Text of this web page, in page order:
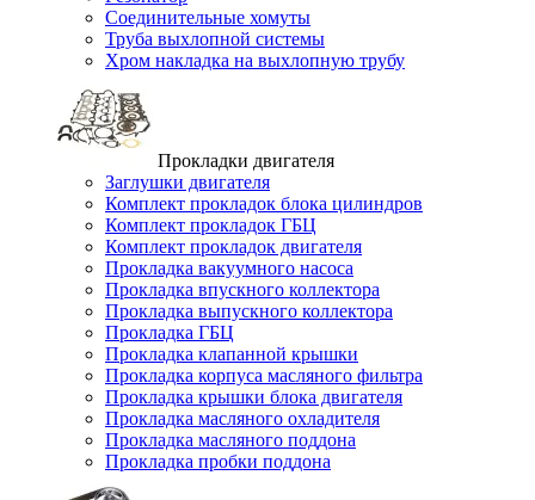
Соединительные хомуты
Труба выхлопной системы
Хром накладка на выхлопную трубу
Прокладки двигателя
Заглушки двигателя
Комплект прокладок блока цилиндров
Комплект прокладок ГБЦ
Комплект прокладок двигателя
Прокладка вакуумного насоса
Прокладка впускного коллектора
Прокладка выпускного коллектора
Прокладка ГБЦ
Прокладка клапанной крышки
Прокладка корпуса масляного фильтра
Прокладка крышки блока двигателя
Прокладка масляного охладителя
Прокладка масляного поддона
Прокладка пробки поддона